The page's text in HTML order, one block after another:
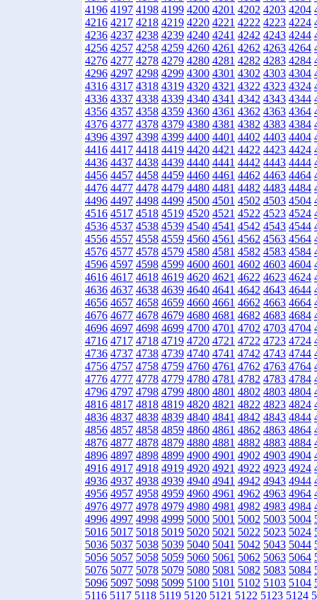
4196 4197 4198 4199 4200 4201 4202 4203 4204
4216 4217 4218 4219 4220 4221 4222 4223 4224
4236 4237 4238 4239 4240 4241 4242 4243 4244
4256 4257 4258 4259 4260 4261 4262 4263 4264
4276 4277 4278 4279 4280 4281 4282 4283 4284
4296 4297 4298 4299 4300 4301 4302 4303 4304
4316 4317 4318 4319 4320 4321 4322 4323 4324
4336 4337 4338 4339 4340 4341 4342 4343 4344
4356 4357 4358 4359 4360 4361 4362 4363 4364
4376 4377 4378 4379 4380 4381 4382 4383 4384
4396 4397 4398 4399 4400 4401 4402 4403 4404
4416 4417 4418 4419 4420 4421 4422 4423 4424
4436 4437 4438 4439 4440 4441 4442 4443 4444
4456 4457 4458 4459 4460 4461 4462 4463 4464
4476 4477 4478 4479 4480 4481 4482 4483 4484
4496 4497 4498 4499 4500 4501 4502 4503 4504
4516 4517 4518 4519 4520 4521 4522 4523 4524
4536 4537 4538 4539 4540 4541 4542 4543 4544
4556 4557 4558 4559 4560 4561 4562 4563 4564
4576 4577 4578 4579 4580 4581 4582 4583 4584
4596 4597 4598 4599 4600 4601 4602 4603 4604
4616 4617 4618 4619 4620 4621 4622 4623 4624
4636 4637 4638 4639 4640 4641 4642 4643 4644
4656 4657 4658 4659 4660 4661 4662 4663 4664
4676 4677 4678 4679 4680 4681 4682 4683 4684
4696 4697 4698 4699 4700 4701 4702 4703 4704
4716 4717 4718 4719 4720 4721 4722 4723 4724
4736 4737 4738 4739 4740 4741 4742 4743 4744
4756 4757 4758 4759 4760 4761 4762 4763 4764
4776 4777 4778 4779 4780 4781 4782 4783 4784
4796 4797 4798 4799 4800 4801 4802 4803 4804
4816 4817 4818 4819 4820 4821 4822 4823 4824
4836 4837 4838 4839 4840 4841 4842 4843 4844
4856 4857 4858 4859 4860 4861 4862 4863 4864
4876 4877 4878 4879 4880 4881 4882 4883 4884
4896 4897 4898 4899 4900 4901 4902 4903 4904
4916 4917 4918 4919 4920 4921 4922 4923 4924
4936 4937 4938 4939 4940 4941 4942 4943 4944
4956 4957 4958 4959 4960 4961 4962 4963 4964
4976 4977 4978 4979 4980 4981 4982 4983 4984
4996 4997 4998 4999 5000 5001 5002 5003 5004
5016 5017 5018 5019 5020 5021 5022 5023 5024
5036 5037 5038 5039 5040 5041 5042 5043 5044
5056 5057 5058 5059 5060 5061 5062 5063 5064
5076 5077 5078 5079 5080 5081 5082 5083 5084
5096 5097 5098 5099 5100 5101 5102 5103 5104
5116 5117 5118 5119 5120 5121 5122 5123 5124